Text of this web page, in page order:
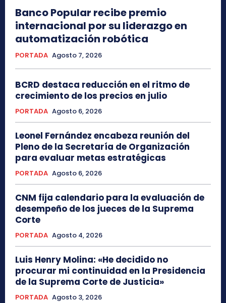
Banco Popular recibe premio
internacional por su liderazgo en
automatización robótica
PORTADA Agosto 7, 2026
BCRD destaca reducción en el ritmo de
crecimiento de los precios en julio
PORTADA Agosto 6, 2026
Leonel Fernández encabeza reunión del
Pleno de la Secretaría de Organización
para evaluar metas estratégicas
PORTADA Agosto 6, 2026
CNM fija calendario para la evaluación de
desempeño de los jueces de la Suprema
Corte
PORTADA Agosto 4, 2026
Luis Henry Molina: «He decidido no
procurar mi continuidad en la Presidencia
de la Suprema Corte de Justicia»
PORTADA Agosto 3, 2026